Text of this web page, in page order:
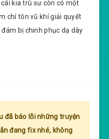
kia trù sư còn có một
chí tôn vũ khí giải quyết
bị chinh phục dạ dày
đã báo lỗi những truyện
đang fix nhé, không